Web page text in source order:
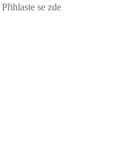
Přihlaste se zde